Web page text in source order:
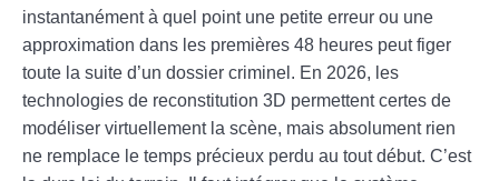
instantanément à quel point une petite erreur ou une
approximation dans les premières 48 heures peut figer
toute la suite d’un dossier criminel. En 2026, les
technologies de reconstitution 3D permettent certes de
modéliser virtuellement la scène, mais absolument rien
ne remplace le temps précieux perdu au tout début. C’est